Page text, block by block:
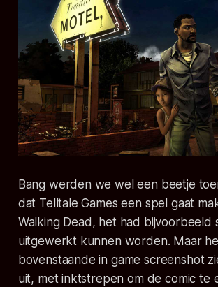
Bang werden we wel een beetje
dat Telltale Games een spel gaat
Walking Dead, het had bijvoorbeeld
uitgewerkt kunnen worden. Maar
bovenstaande in game screenshot
uit, met inktstrepen om de comic te